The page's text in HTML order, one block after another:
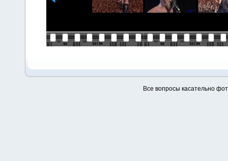
Все вопросы касательно